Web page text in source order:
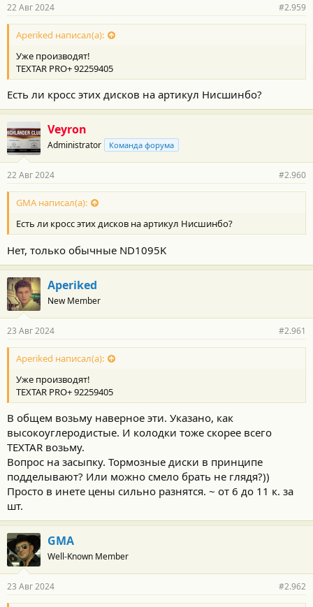
н
о
с
и
:
22 Авг 2024 #2.959
Aperiked написал(а):
Уже производят!
TEXTAR PRO+ 92259405
Есть ли кросс этих дисков на артикул Нисшинбо?
Veyron
Administrator Команда форума
22 Авг 2024 #2.960
GMA написал(а):
Есть ли кросс этих дисков на артикул Нисшинбо?
Нет, только обычные ND1095K
Aperiked
New Member
23 Авг 2024 #2.961
Aperiked написал(а):
Уже производят!
TEXTAR PRO+ 92259405
В общем возьму наверное эти. Указано, как
высокоуглеродистые. И колодки тоже скорее всего
TEXTAR возьму.
Вопрос на засыпку. Тормозные диски в принципе
подделывают? Или можно смело брать не глядя?))
Просто в инете цены сильно разнятся. ~ от 6 до 11 к. за
шт.
GMA
Well-Known Member
23 Авг 2024 #2.962